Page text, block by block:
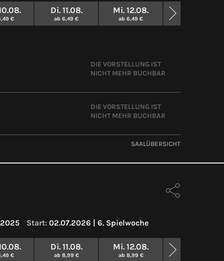
€
Di. 11.08.
ab 6,49 €
Mi. 12.08.
ab 6,49 €
» WEITERE
DIE VORSTELLUNG IST
NICHT MEHR BUCHBAR
DIE VORSTELLUNG IST
NICHT MEHR BUCHBAR
SAALÜBERSICHT
2025 Start: 02.07.2026 | 6. Spielwoche
€
Di. 11.08.
ab 8,99 €
Mi. 12.08.
ab 8,99 €